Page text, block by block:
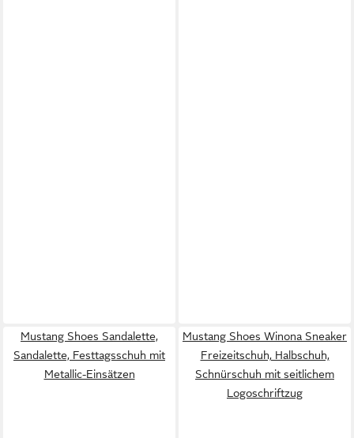
Mustang Shoes Sandalette,
Sandalette, Festtagsschuh mit
Metallic-Einsätzen
Mustang Shoes Winona Sneaker
Freizeitschuh, Halbschuh,
Schnürschuh mit seitlichem
Logoschriftzug